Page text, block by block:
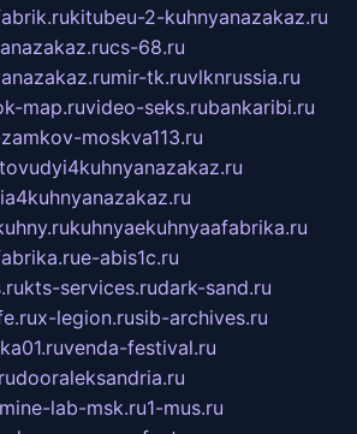
kitubeu-2-kuhnyanazakaz.ru
cs-68.ru
mir-tk.ruvlknrussia.ru
map.ruvideo-seks.rubankaribi.ru
moskva113.ru
tovudyi4kuhnyanazakaz.ru
kuhnyaekuhnyaafabrika.ru
e-abis1c.ru
kts-services.rudark-sand.ru
x-legion.rusib-archives.ru
venda-festival.ru
dooraleksandria.ru
mine-lab-msk.ru1-mus.ru